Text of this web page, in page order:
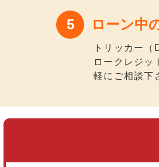
ローン中
トリッカー
ロークレジッ
軽にご相談下